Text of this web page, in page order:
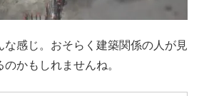
な感じ。おそらく建築関係の人が見
かもしれませんね。